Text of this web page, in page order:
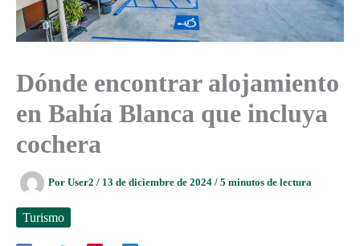
Dónde encontrar alojamiento
en Bahía Blanca que incluya
cochera
Por User2 / 13 de diciembre de 2024 / 5 minutos de lectura
Turismo